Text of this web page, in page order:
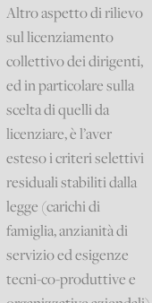
Altro aspetto di rilievo
sul licenziamento
collettivo dei dirigenti,
ed in particolare sulla
scelta di quelli da
licenziare, è l’aver
esteso i criteri selettivi
residuali stabiliti dalla
legge (carichi di
famiglia, anzianità di
servizio ed esigenze
tecni-co-produttive e